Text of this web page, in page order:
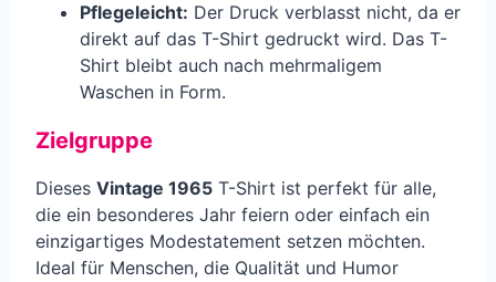
Pflegeleicht: Der Druck verblasst nicht, da er
direkt auf das T-Shirt gedruckt wird. Das T-
Shirt bleibt auch nach mehrmaligem
Waschen in Form.
Zielgruppe
Dieses Vintage 1965 T-Shirt ist perfekt für alle,
die ein besonderes Jahr feiern oder einfach ein
einzigartiges Modestatement setzen möchten.
Ideal für Menschen, die Qualität und Humor